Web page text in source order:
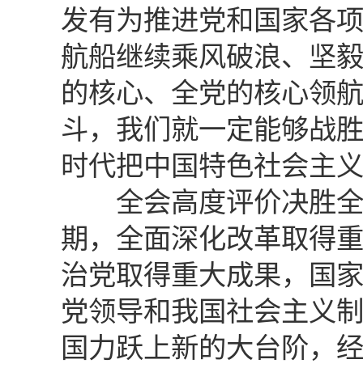
发有为推进党和国家各
航船继续乘风破浪、坚
的核心、全党的核心领
斗，我们就一定能够战
时代把中国特色社会主
全会高度评价决胜全
期，全面深化改革取得
治党取得重大成果，国
党领导和我国社会主义
国力跃上新的大台阶，